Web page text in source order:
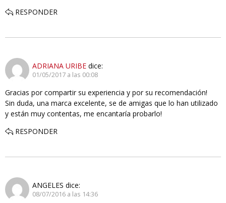
RESPONDER
ADRIANA URIBE dice:
01/05/2017 a las 00:08
Gracias por compartir su experiencia y por su recomendación!
Sin duda, una marca excelente, se de amigas que lo han utilizado
y están muy contentas, me encantaría probarlo!
RESPONDER
ANGELES dice:
08/07/2016 a las 14:36